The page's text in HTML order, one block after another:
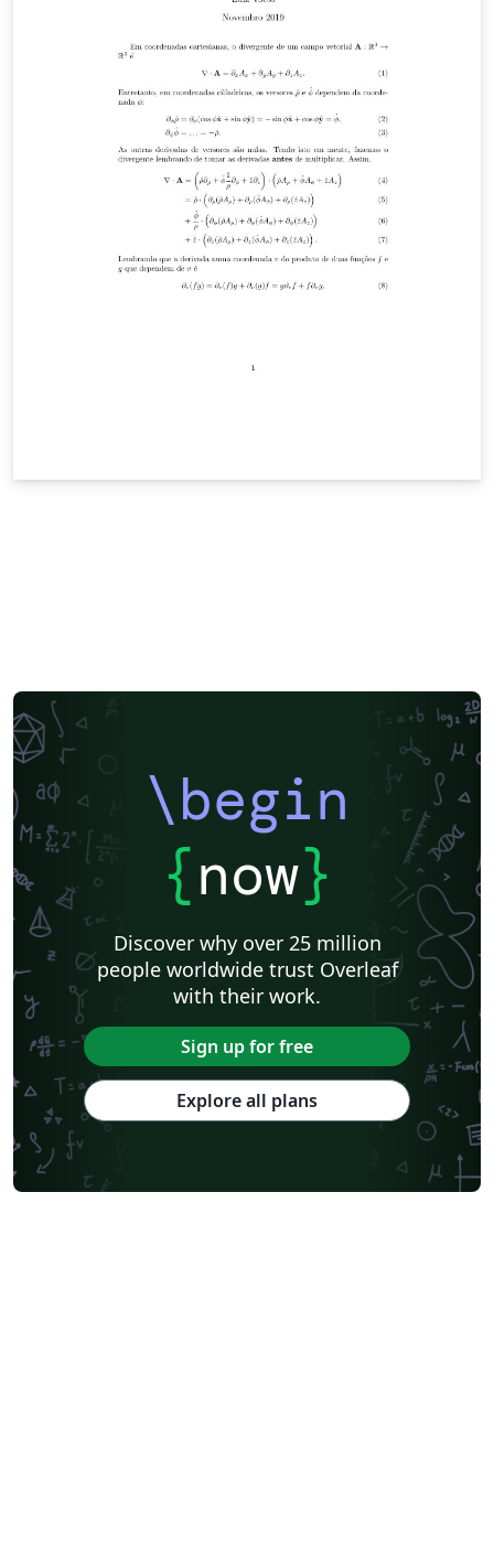
\begin
{now}
Discover why over 25 million
people worldwide trust Overleaf
with their work.
Sign up for free
Explore all plans